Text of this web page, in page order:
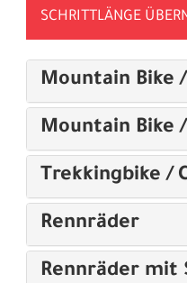
SCHRITTLÄNGE
Mountain Bike
Mountain Bike
Trekkingbike /
Rennräder
Rennräder mit